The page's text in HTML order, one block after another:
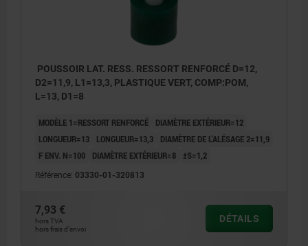
POUSSOIR LAT. RESS. RESSORT RENFORCÉ D=12,
D2=11,9, L1=13,3, PLASTIQUE VERT, COMP:POM,
L=13, D1=8
MODÈLE 1=RESSORT RENFORCÉ
DIAMÈTRE EXTÉRIEUR=12
LONGUEUR=13
LONGUEUR=13,3
DIAMÈTRE DE L'ALÉSAGE 2=11,9
F ENV. N=100
DIAMÈTRE EXTÉRIEUR=8 ±S=1,2
Référence: 03330-01-320813
7,93 €
hors TVA
hors frais d’envoi
DÉTAILS